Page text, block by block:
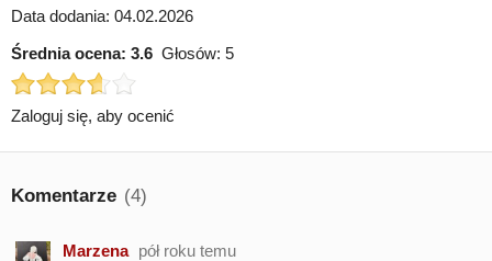
Data dodania: 04.02.2026
Średnia ocena: 3.6 Głosów: 5
Zaloguj się, aby ocenić
Komentarze (4)
Marzena pół roku temu